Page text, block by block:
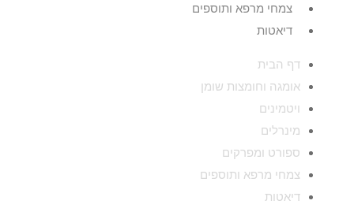
צמחי מרפא ותוספים
דיאטות
דף הבית
אומגה וחומצות שומן
ויטמינים
מינרלים
ספורט ומפרקים
צמחי מרפא ותוספים
דיאטות